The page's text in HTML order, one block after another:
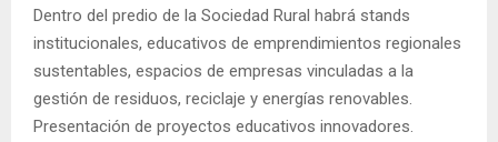
Dentro del predio de la Sociedad Rural habrá stands
institucionales, educativos de emprendimientos regionales
sustentables, espacios de empresas vinculadas a la
gestión de residuos, reciclaje y energías renovables.
Presentación de proyectos educativos innovadores.